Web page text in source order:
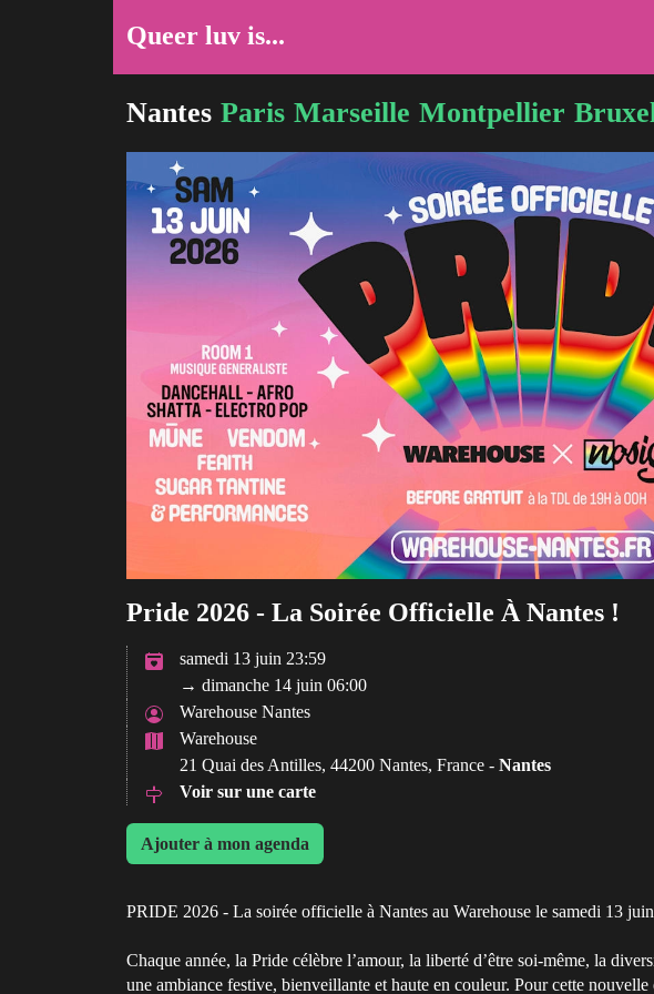
Queer luv is...
Nantes Paris Marseille Montpellier
Pride 2026 - La Soirée Officielle À Nantes !
samedi 13 juin 23:59
→ dimanche 14 juin 06:00
Warehouse Nantes
Warehouse
21 Quai des Antilles, 44200 Nantes, France - Nantes
Voir sur une carte
Ajouter à mon agenda
PRIDE 2026 - La soirée officielle à Nantes au Warehouse le samedi 13
Chaque année, la Pride célèbre l’amour, la liberté d’être soi-même, la
une ambiance festive, bienveillante et haute en couleur. Pour cette nouvelle